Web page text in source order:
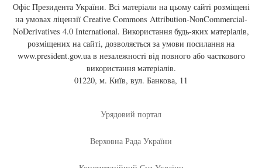
Офіс Президента України. Всі матеріали на цьому сайті розміщені
на умовах ліцензії Creative Commons Attribution-NonCommercial-
NoDerivatives 4.0 International. Використання будь-яких матеріалів,
розміщених на сайті, дозволяється за умови посилання на
www.president.gov.uaв незалежності від повного або часткового
використання матеріалів.
01220, м. Київ, вул. Банкова, 11
Урядовий портал
Верховна Рада України